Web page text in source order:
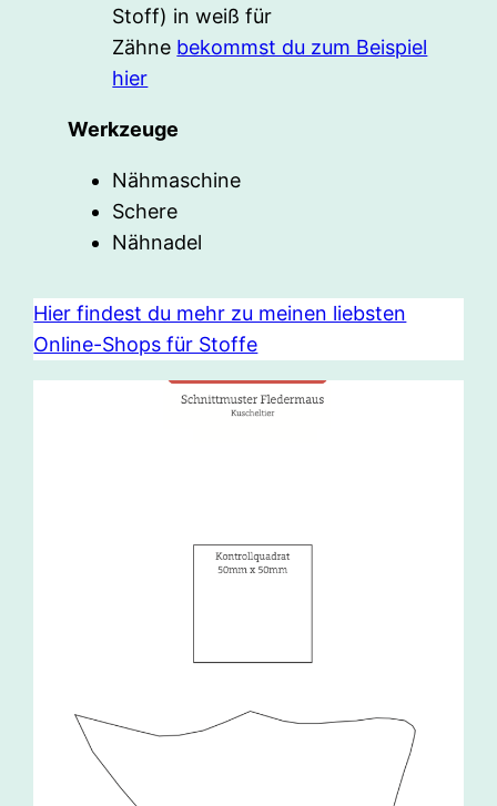
Stoff) in weiß für
Zähne bekommst du zum Beispiel
hier
Werkzeuge
Nähmaschine
Schere
Nähnadel
Hier findest du mehr zu meinen liebsten
Online-Shops für Stoffe